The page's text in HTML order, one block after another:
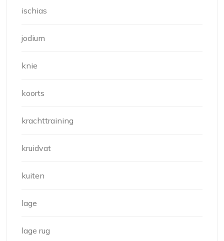
ischias
jodium
knie
koorts
krachttraining
kruidvat
kuiten
lage
lage rug